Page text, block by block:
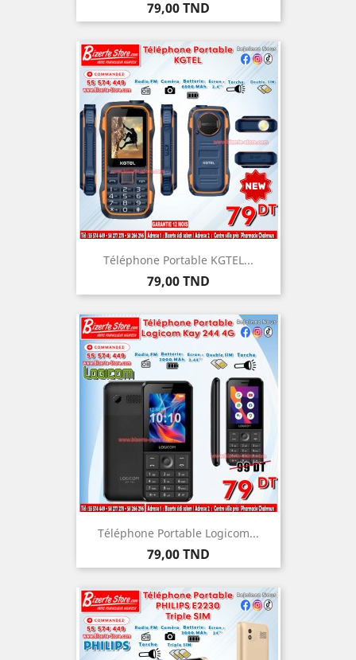
Prix
79,00 TND
Téléphone Portable KGTEL...
Prix
79,00 TND
Téléphone Portable Logicom...
Prix
79,00 TND